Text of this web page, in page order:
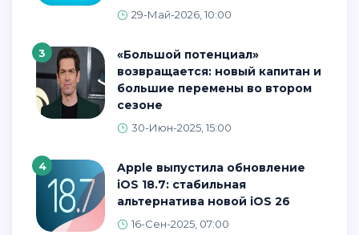
29-Май-2026, 10:00
3
«Большой потенциал»
возвращается: новый капитан и
большие перемены во втором
сезоне
30-Июн-2025, 15:00
4
Apple выпустила обновление
iOS 18.7: стабильная
альтернатива новой iOS 26
16-Сен-2025, 07:00